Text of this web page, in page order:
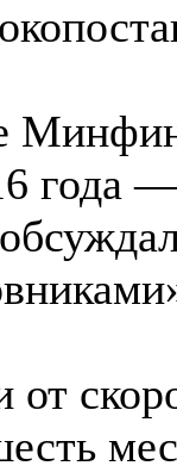
года
от